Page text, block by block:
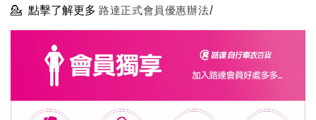
💁 點擊了解更多 路達正式會員優惠辦法/